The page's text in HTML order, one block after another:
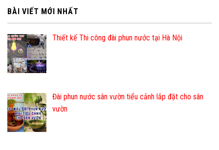
BÀI VIẾT MỚI NHẤT
Thiết kế Thi công đài phun nước tại Hà Nội
Đài phun nước sân vườn tiểu cảnh lắp đặt cho sân
vườn